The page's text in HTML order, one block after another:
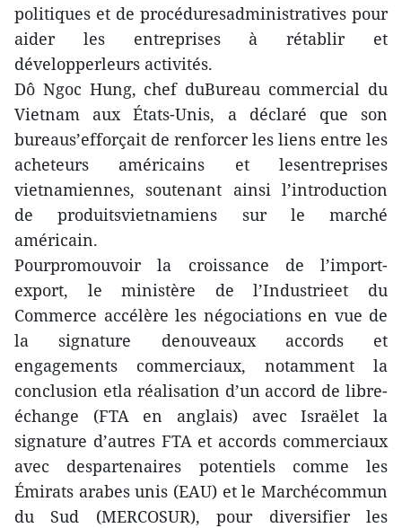
politiques et de procéduresadministratives pour
aider les entreprises à rétablir et
développerleurs activités.
Dô Ngoc Hung, chef duBureau commercial du
Vietnam aux États-Unis, a déclaré que son
bureaus’efforçait de renforcer les liens entre les
acheteurs américains et lesentreprises
vietnamiennes, soutenant ainsi l’introduction
de produitsvietnamiens sur le marché
américain.
Pourpromouvoir la croissance de l’import-
export, le ministère de l’Industrieet du
Commerce accélère les négociations en vue de
la signature denouveaux accords et
engagements commerciaux, notamment la
conclusion etla réalisation d’un accord de libre-
échange (FTA en anglais) avec Israëlet la
signature d’autres FTA et accords commerciaux
avec despartenaires potentiels comme les
Émirats arabes unis (EAU) et le Marchécommun
du Sud (MERCOSUR), pour diversifier les